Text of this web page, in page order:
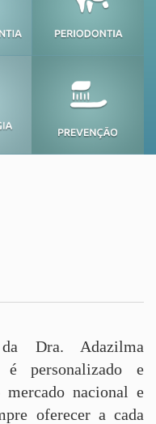
Dra. Adazilma
é personalizado e
nacional e
oferecer a cada